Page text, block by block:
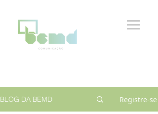
BLOG DA BEMD Registre-se